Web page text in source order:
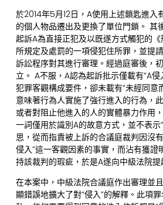
於2014年5月12日，A使用上述鎖匙進入
的個人物品遷出及更換了單位門鎖。 其
起訴A為直接正犯及以既遂方式觸犯的《
所規定及處罰的一項侵犯住所罪，並提
訴訟程序對其進行審理。經過庭審後，
立。 A不服，A認為起訴批示僅載有“A
犯罪客觀構成要件，卻未載有“未經同意
意味著行為人實施了強行進入的行為，
或者對阻止他進入的人的實體暴力作用
一詞僅用於識別A的故意方式，並不表示
思，從而指責被上訴的合議庭裁判因沒
侵入”這一客觀因素的事實，而沾有獲證
持該裁判的瑕疵，於是A遂向中級法院提
在本案中，中級法院合議庭作出審理並
顯錯誤地擴大了對“侵入”的解釋。此項